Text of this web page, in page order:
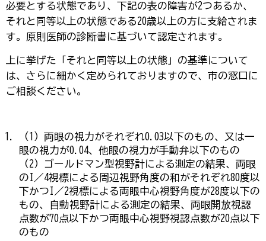
必要とする状態であり、下記の表の障害が2つあるか、
それと同等以上の状態である20歳以上の方に支給されま
す。原則医師の診断書に基づいて認定されます。
上に挙げた「それと同等以上の状態」の基準について
は、さらに細かく定められておりますので、市の窓口に
ご相談ください。
（1）両眼の視力がそれぞれ0.03以下のもの、又は一
眼の視力が0.04、他眼の視力が手動弁以下のもの
（2）ゴールドマン型視野計による測定の結果、両眼
のI／4視標による周辺視野角度の和がそれぞれ80度以
下かつI／2視標による両眼中心視野角度が28度以下の
もの、自動視野計による測定の結果、両眼開放視認
点数が70点以下かつ両眼中心視野視認点数が20点以下
のもの